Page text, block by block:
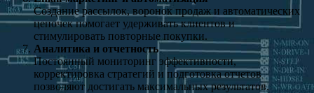
Создание рассылок, воронок продаж и автоматических
цепочек помогает удерживать клиентов и
стимулировать повторные покупки.
Аналитика и отчетность
Постоянный мониторинг эффективности,
корректировка стратегий и подготовка отчетов
позволяют достигать максимальных результатов.